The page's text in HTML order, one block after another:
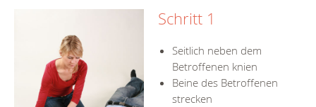
Schritt 1
Seitlich neben dem
Betroffenen knien
Beine des Betroffenen
strecken